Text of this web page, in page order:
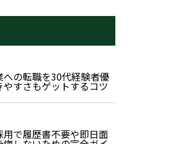
の転職を30代経験者優
すさもゲットするコツ
で履歴書不要や即日面